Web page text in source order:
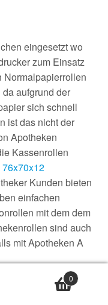
eingesetzt wo
zum Einsatz
Normalpapierrollen
aufgrund der
sich schnell
ist das nicht der
Apotheken
Kassenrollen
Kunden bieten
einfachen
mit dem dem
sind auch
mit Apotheken A
0